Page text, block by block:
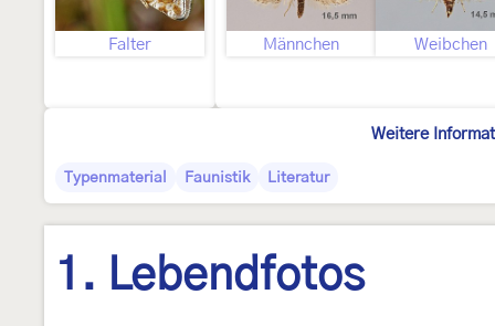
Falter Männchen Weibchen
Weitere
Typenmaterial Faunistik Literatur
1. Lebendfotos